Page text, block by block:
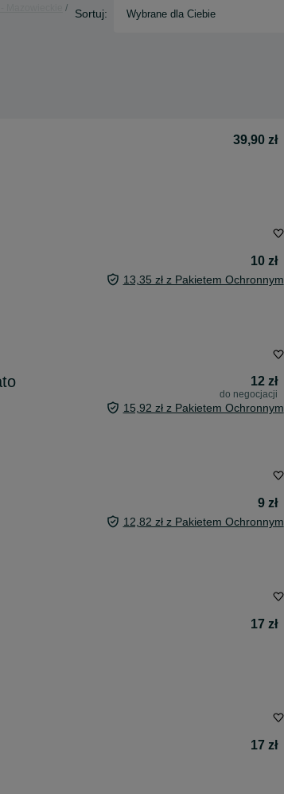
Sortuj: Wybrane dla Ciebie
39,90 zł
10 zł
13,35 zł z Pakietem Ochronnym
12 zł
do negocjacji
15,92 zł z Pakietem Ochronnym
9 zł
12,82 zł z Pakietem Ochronnym
17 zł
17 zł